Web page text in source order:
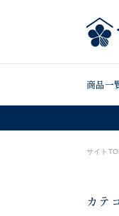
商品一
サイト
カテ